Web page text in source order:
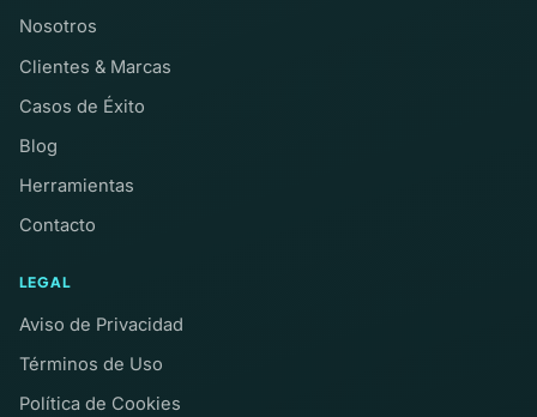
Nosotros
Clientes & Marcas
Casos de Éxito
Blog
Herramientas
Contacto
LEGAL
Aviso de Privacidad
Términos de Uso
Política de Cookies